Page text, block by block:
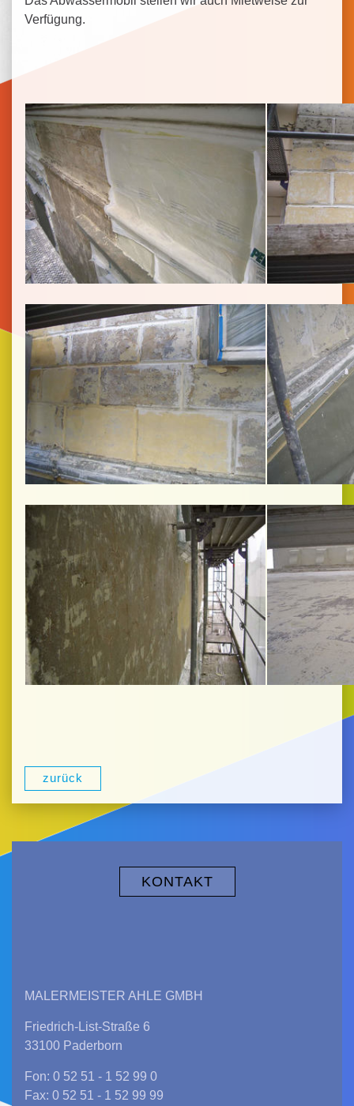
Verfügung.
zurück
KONTAKT
MALERMEISTER AHLE GMBH
Friedrich-List-Straße 6
33100 Paderborn
Fon: 0 52 51 - 1 52 99 0
Fax: 0 52 51 - 1 52 99 99